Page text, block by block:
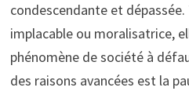
condescendante et
implacable ou moralisatrice,
phénomène de société à
des raisons avancées est la